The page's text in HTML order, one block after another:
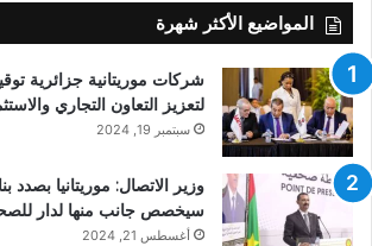
المواضيع الأكثر شهرة
شركات موريتانية جزائرية
لتعزيز التعاون التجاري
سبتمبر 19, 2024
وزير الاتصال: موريتانيا بصدد
سيخصص جانب منها لدار
أغسطس 21, 2024